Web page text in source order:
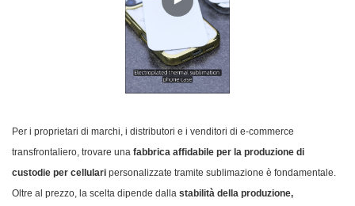
Per i proprietari di marchi, i distributori e i venditori di e-commerce
transfrontaliero, trovare una fabbrica affidabile per la produzione di
custodie per cellulari personalizzate tramite sublimazione è fondamentale.
Oltre al prezzo, la scelta dipende dalla stabilità della produzione,